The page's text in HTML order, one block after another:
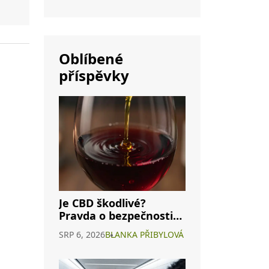
Oblíbené
příspěvky
Je CBD škodlivé?
Pravda o bezpečnosti
konopného vína a
interakcích s
SRP 6, 2026BLANKA PŘIBYLOVÁ